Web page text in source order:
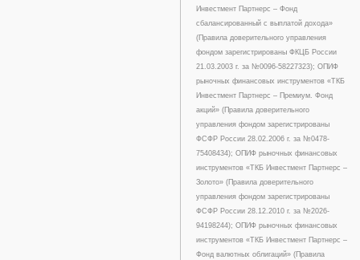
Инвестмент Партнерс – Фонд
сбалансированный с выплатой дохода»
(Правила доверительного управления
фондом зарегистрированы ФКЦБ России
21.03.2003 г. за №0096-58227323); ОПИФ
рыночных финансовых инструментов «ТКБ
Инвестмент Партнерс – Премиум. Фонд
акций» (Правила доверительного
управления фондом зарегистрированы
ФСФР России 28.02.2006 г. за №0478-
75408434); ОПИФ рыночных финансовых
инструментов «ТКБ Инвестмент Партнерс –
Золото» (Правила доверительного
управления фондом зарегистрированы
ФСФР России 28.12.2010 г. за №2026-
94198244); ОПИФ рыночных финансовых
инструментов «ТКБ Инвестмент Партнерс –
Фонд валютных облигаций» (Правила